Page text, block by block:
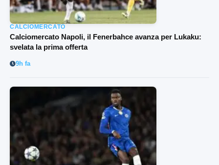
CALCIOMERCATO
Calciomercato Napoli, il Fenerbahce avanza per Lukaku:
svelata la prima offerta
9h fa